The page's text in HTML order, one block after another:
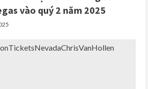
vào quý 2 năm 2025